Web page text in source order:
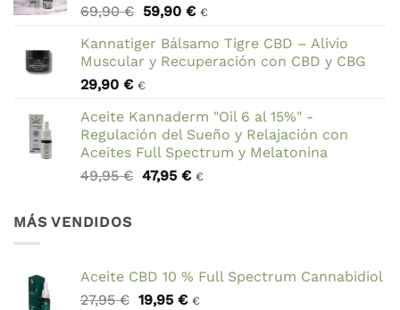
49,95 €.44,95 €.
69,90€ El
original
era:
69,90 €.
59,90 €El
actual
es:
€
Kannatiger Bálsamo Tigre CBD – Alivio
Muscular y Recuperación con CBD y CBG
29,90 € €
Aceite Kannaderm "Oil 6 al 15%" -
Regulación del Sueño y Relajación con
Aceites Full Spectrum y Melatonina
49,95€ El
47,95 €El
€
MÁS VENDIDOS
Aceite CBD 10 % Full Spectrum Cannabidiol
27,95€ El
19,95 €El
€